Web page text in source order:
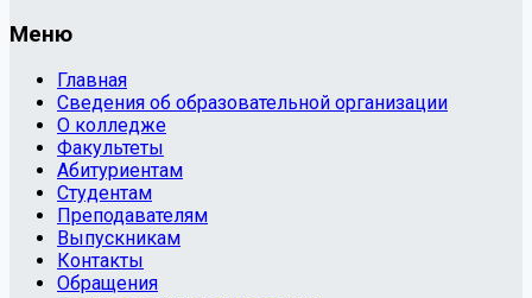
Меню
Главная
Сведения об образовательной организации
О колледже
Факультеты
Абитуриентам
Студентам
Преподавателям
Выпускникам
Контакты
Обращения